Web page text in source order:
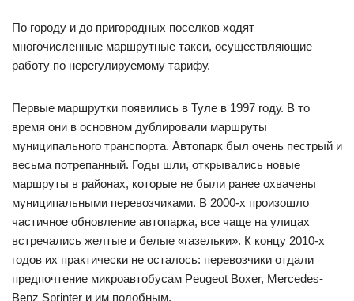
По городу и до пригородных поселков ходят
многочисленные маршрутные такси, осуществляющие
работу по нерегулируемому тарифу.
Первые маршрутки появились в Туле в 1997 году. В то
время они в основном дублировали маршруты
муниципального транспорта. Автопарк был очень пестрый и
весьма потрепанный. Годы шли, открывались новые
маршруты в районах, которые не были ранее охвачены
муниципальными перевозчиками. В 2000-х произошло
частичное обновление автопарка, все чаще на улицах
встречались желтые и белые «газельки». К концу 2010-х
годов их практически не осталось: перевозчики отдали
предпочтение микроавтобусам Peugeot Boxer, Mercedes-
Benz Sprinter и им подобным.